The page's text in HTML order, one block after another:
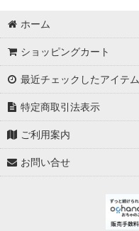
ホーム
ショッピングカート
最近チェックしたアイテム
特定商取引法表示
ご利用案内
お問い合せ